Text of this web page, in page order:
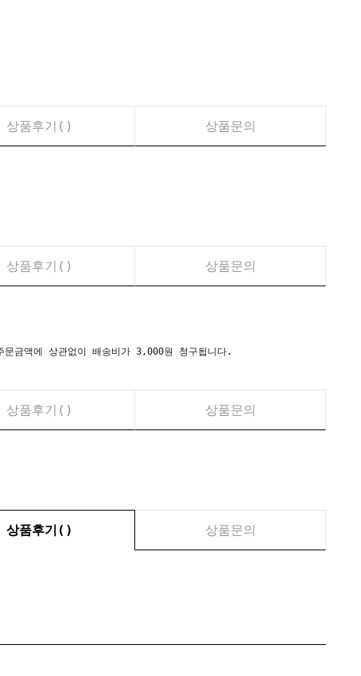
상품후기( ) 상품문의
상품후기( ) 상품문의
액에 상관없이 배송비가 3,000원 청구됩니다.
상품후기( ) 상품문의
상품후기( ) 상품문의